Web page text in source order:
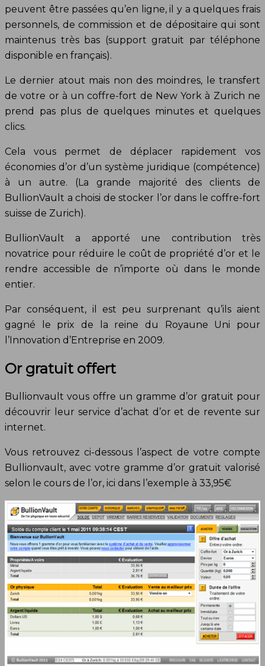
peuvent être passées qu’en ligne, il y a quelques frais
personnels, de commission et de dépositaire qui sont
maintenus très bas (support gratuit par téléphone
disponible en français).
Le dernier atout mais non des moindres, le transfert
de votre or à un coffre-fort de New York à Zurich ne
prend pas plus de quelques minutes et quelques
clics.
Cela vous permet de déplacer rapidement vos
économies d’or d’un système juridique (compétence)
à un autre. (La grande majorité des clients de
BullionVault a choisi de stocker l’or dans le coffre-fort
suisse de Zurich).
BullionVault a apporté une contribution très
novatrice pour réduire le coût de propriété d’or et le
rendre accessible de n’importe où dans le monde
entier.
Par conséquent, il est peu surprenant qu’ils aient
gagné le prix de la reine du Royaune Uni pour
l’Innovation d’Entreprise en 2009.
Or gratuit offert
Bullionvault vous offre un gramme d’or gratuit pour
découvrir leur service d’achat d’or et de revente sur
internet.
Vous retrouvez ci-dessous l’aspect de votre compte
Bullionvault, avec votre gramme d’or gratuit valorisé
selon le cours de l’or, ici dans l’exemple à 33,95€